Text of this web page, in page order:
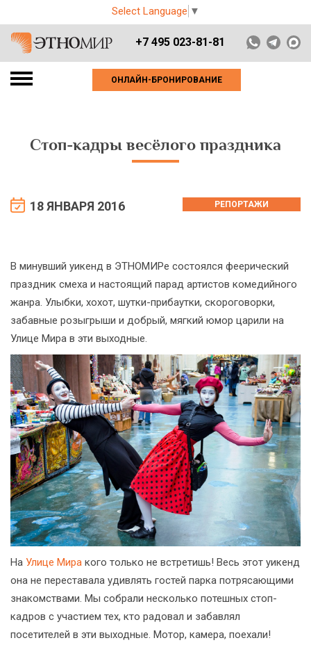
Select Language ▼
+7 495 023-81-81
ОНЛАЙН-БРОНИРОВАНИЕ
Стоп-кадры весёлого праздника
18 ЯНВАРЯ 2016 РЕПОРТАЖИ
В минувший уикенд в ЭТНОМИРе состоялся феерический
праздник смеха и настоящий парад артистов комедийного
жанра. Улыбки, хохот, шутки-прибаутки, скороговорки,
забавные розыгрыши и добрый, мягкий юмор царили на
Улице Мира в эти выходные.
На Улице Мира кого только не встретишь! Весь этот уикенд
она не переставала удивлять гостей парка потрясающими
знакомствами. Мы собрали несколько потешных стоп-
кадров с участием тех, кто радовал и забавлял
посетителей в эти выходные. Мотор, камера, поехали!